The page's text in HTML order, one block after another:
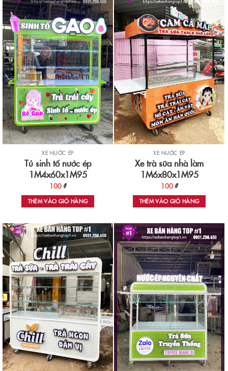
XE NƯỚC ÉP
Tủ sinh tố nước ép
1M4x60x1M95
100 ₫
THÊM VÀO GIỎ HÀNG
XE NƯỚC ÉP
Xe trà sữa nhà làm
1M6x80x1M95
100 ₫
THÊM VÀO GIỎ HÀNG